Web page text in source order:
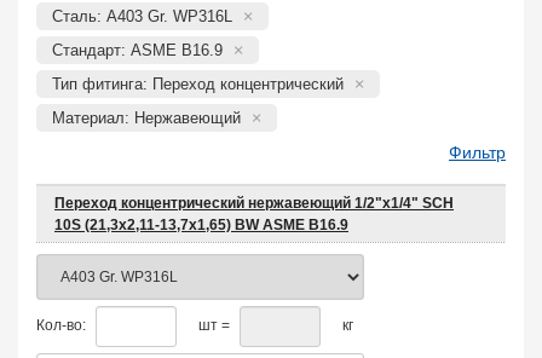
Сталь: A403 Gr. WP316L
Стандарт: ASME B16.9
Тип фитинга: Переход концентрический
Материал: Нержавеющий
Фильтр
Переход концентрический нержавеющий 1/2"х1/4" SCH
10S (21,3x2,11-13,7x1,65) BW ASME B16.9
Кол-во: шт = кг